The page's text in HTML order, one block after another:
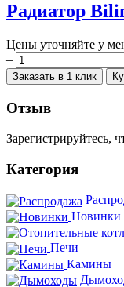
Радиатор
Цены уточняйте у
–
Заказать в 1 клик
Отзыв
Зарегистрируйтесь,
Категория
Новинки
Печи
Камины